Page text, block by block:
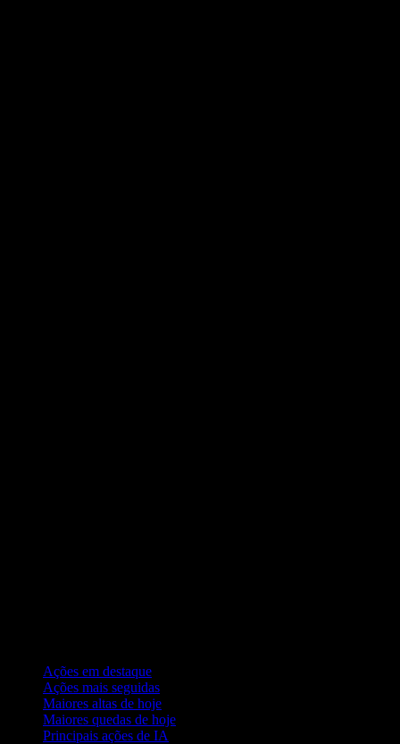
Ações em destaque
Ações mais seguidas
Maiores altas de hoje
Maiores quedas de hoje
Principais ações de IA